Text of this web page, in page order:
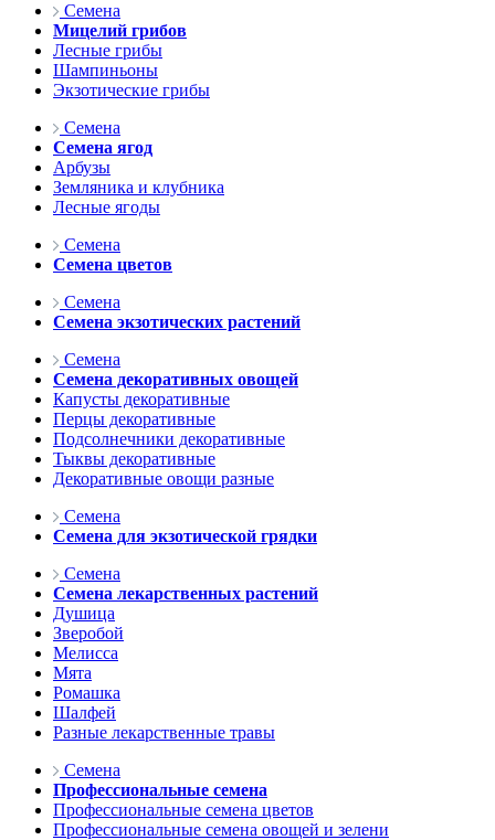
Семена
Мицелий грибов
Лесные грибы
Шампиньоны
Экзотические грибы
Семена
Семена ягод
Арбузы
Земляника и клубника
Лесные ягоды
Семена
Семена цветов
Семена
Семена экзотических растений
Семена
Семена декоративных овощей
Капусты декоративные
Перцы декоративные
Подсолнечники декоративные
Тыквы декоративные
Декоративные овощи разные
Семена
Семена для экзотической грядки
Семена
Семена лекарственных растений
Душица
Зверобой
Мелисса
Мята
Ромашка
Шалфей
Разные лекарственные травы
Семена
Профессиональные семена
Профессиональные семена цветов
Профессиональные семена овощей и зелени